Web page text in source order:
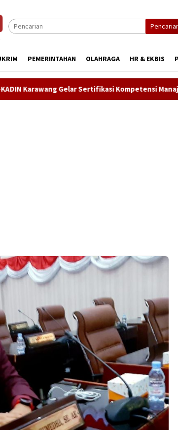
PEMERINTAHAN OLAHRAGA HR & EKBIS
Sertifikasi Kompetensi Manajemen SDM, Asesi